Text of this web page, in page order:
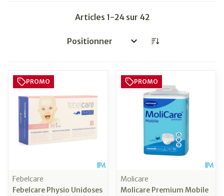
Articles 1-24sur 42
Trier par:
PROMO
Febelcare
Febelcare Physio Unidoses
PROMO
Molicare
Molicare Premium Mobile